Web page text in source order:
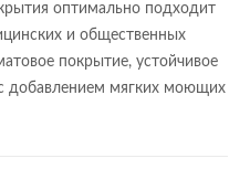
оптимально подходит
и общественных
покрытие, устойчивое
добавлением мягких моющих